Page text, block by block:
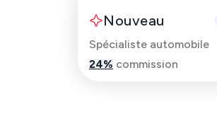
Nouveau
Spécialiste automobile
24% commission